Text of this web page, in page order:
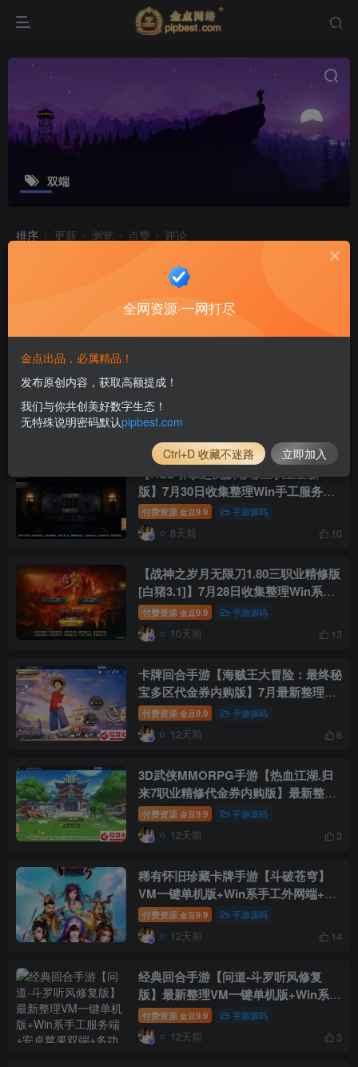
双端
排序 更新 浏览 点赞 评论
【战神传奇之怀旧月光金币版1.76-白
猪3.1】7月29日收集整理Win系服务
端-带详细文本搭建教程-通用视频教程-
付费资源 金豆 9.9 手游源码
【战神引擎之大唐冰雪完整版[裤衩7.0
免授权]】版-7月30日收集整理Win系
传奇手游服务端-带详细文本搭建教程-
通用视频教程-GM管理后台-安卓苹果
双端
付费资源
【RED引擎之沉默嘟嘟三职业全新
版】7月30日收集整理Win手工服务端-
RED三端互通传奇-带详细文本搭建教
程-安卓苹果双端-PC登录器
付费资源 金豆9.9 手游源码
8天前 10
【战神之岁月无限刀1.80三职业精修版
[白猪3.1]】7月28日收集整理Win系服
务端-战神引擎传奇手游-带详细文本搭
建教程-通用视频教程-GM管理后台-安
卓苹果双端
付费资源 金豆9.9 手游源码
10天前 13
卡牌回合手游【海贼王大冒险：最终秘
宝多区代金券内购版】7月最新整理
VM一键单机版+Linux手工服务端+管
理后台+CDK授权后台+安卓苹果双端
+视频教程
付费资源 金豆9.9 手游源码
12天前 6
3D武侠MMORPG手游【热血江湖.归
来7职业精修代金券内购版】最新整理
VM一键单机版+Linux手工服务端+安
卓苹果双端+CDK授权后台+视频教程
付费资源 金豆9.9 手游源码
12天前 3
稀有怀旧珍藏卡牌手游【斗破苍穹】
VM一键单机版+Win系手工外网端+架
设视频教程+开服清档+GM运营后台
+双端
付费资源 金豆9.9 手游源码
12天前 14
经典回合手游【问道-斗罗听风修复
版】最新整理VM一键单机版+Win系手
工服务端+安卓苹果双端+多功能运营
后台+视频教程
付费资源 金豆9.9 手游源码
12天前 3
全网资源·一网打尽
金点出品，必属精品！
发布原创内容，获取高额提成！
我们与你共创美好数字生态！
无特殊说明密码默认pipbest.com
Ctrl+D 收藏不迷路 立即加入